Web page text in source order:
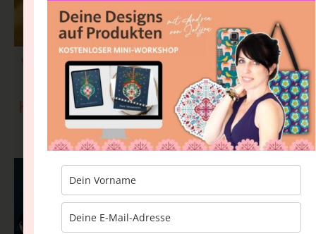
Warum du kein Studium brauchst, um
als Designerin, Illustratorin oder
Künstlerin erfolgreich zu sein (und was
du stattdessen brauchst)